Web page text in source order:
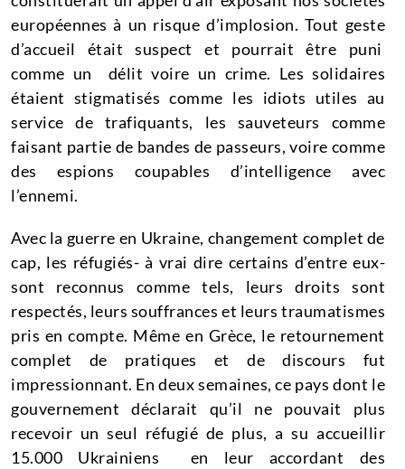
européennes à un risque d’implosion. Tout geste
d’accueil était suspect et pourrait être puni
comme un délit voire un crime. Les solidaires
étaient stigmatisés comme les idiots utiles au
service de trafiquants, les sauveteurs comme
faisant partie de bandes de passeurs, voire comme
des espions coupables d’intelligence avec
l’ennemi.
Avec la guerre en Ukraine, changement complet de
cap, les réfugiés- à vrai dire certains d’entre eux-
sont reconnus comme tels, leurs droits sont
respectés, leurs souffrances et leurs traumatismes
pris en compte. Même en Grèce, le retournement
complet de pratiques et de discours fut
impressionnant. En deux semaines, ce pays dont le
gouvernement déclarait qu’il ne pouvait plus
recevoir un seul réfugié de plus, a su accueillir
15.000 Ukrainiens en leur accordant des